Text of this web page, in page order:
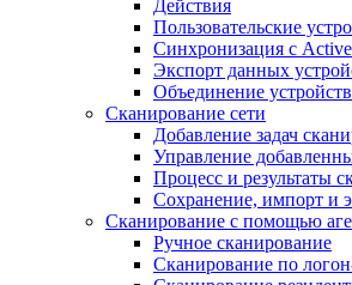
Действия
Пользовательские
Синхронизация с
Экспорт данных
Объединение
Сканирование сети
Добавление задач
Управление
Процесс и результаты
Сохранение, импорт и
Сканирование с помощью
Ручное сканирование
Сканирование по